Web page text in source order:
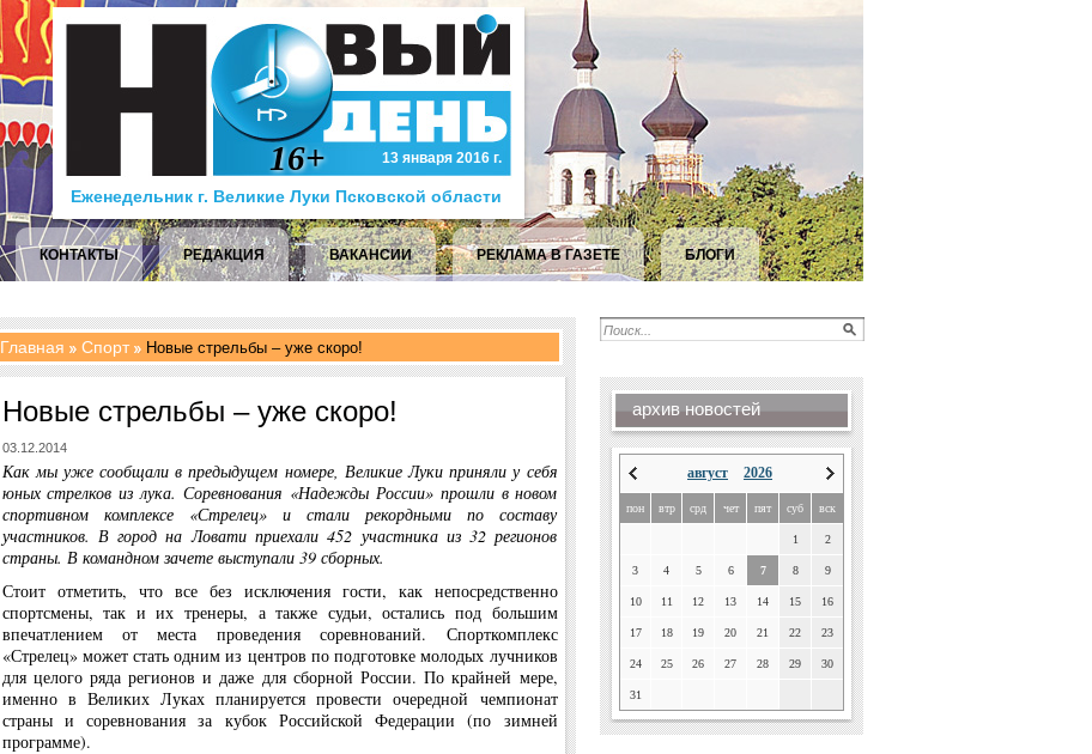
16+ 13 января 2016 г.
Еженедельник г. Великие Луки Псковской области
КОНТАКТЫ РЕДАКЦИЯ ВАКАНСИИ РЕКЛАМА В ГАЗЕТЕ БЛОГИ
Главная Спорт Новые стрельбы – уже скоро!
Новые стрельбы – уже скоро!
03.12.2014
Как мы уже сообщали в предыдущем номере, Великие Луки приняли у себя
юных стрелков из лука. Соревнования «Надежды России» прошли в новом
спортивном комплексе «Стрелец» и стали рекордными по составу
участников. В город на Ловати приехали 452 участника из 32 регионов
страны. В командном зачете выступали 39 сборных.
Стоит отметить, что все без исключения гости, как непосредственно
спортсмены, так и их тренеры, а также судьи, остались под большим
впечатлением от места проведения соревнований. Спорткомплекс
«Стрелец» может стать одним из центров по подготовке молодых лучников
для целого ряда регионов и даже для сборной России. По крайней мере,
именно в Великих Луках планируется провести очередной чемпионат
страны и соревнования за кубок Российской Федерации (по зимней
программе).
архив новостей
август 2026
пон втр срд чет пят суб вск
1 2
3 4 5 6 7 8 9
10 11 12 13 14 15 16
17 18 19 20 21 22 23
24 25 26 27 28 29 30
31